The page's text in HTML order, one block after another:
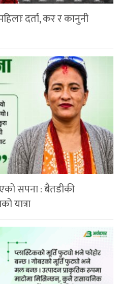
दर्ता, कर र कानुनी
सपना : बैतडीकी
यात्रा